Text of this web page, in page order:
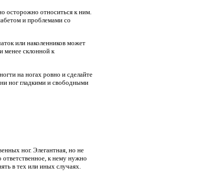
осторожно относиться к ним.
и проблемами со
или наколенников может
менее склонной к
на ногах ровно и сделайте
ног гладкими и свободными
ног. Элегантная, но не
ответственное, к нему нужно
в тех или иных случаях.